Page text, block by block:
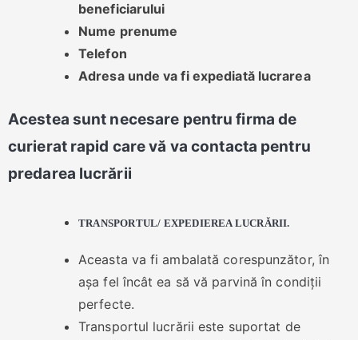
beneficiarului
Nume prenume
Telefon
Adresa unde va fi expediată lucrarea
Acestea sunt necesare pentru firma de
curierat rapid care vă va contacta pentru
predarea lucrării
TRANSPORTUL/ EXPEDIEREA LUCRĂRII.
Aceasta va fi ambalată corespunzător, în
așa fel încât ea să vă parvină în condiții
perfecte.
Transportul lucrării este suportat de